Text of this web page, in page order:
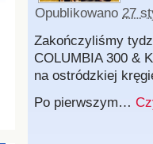
Opublikowano 27
Zakończyliśmy
COLUMBIA 300 &
na ostródzkiej
Po pierwszym…